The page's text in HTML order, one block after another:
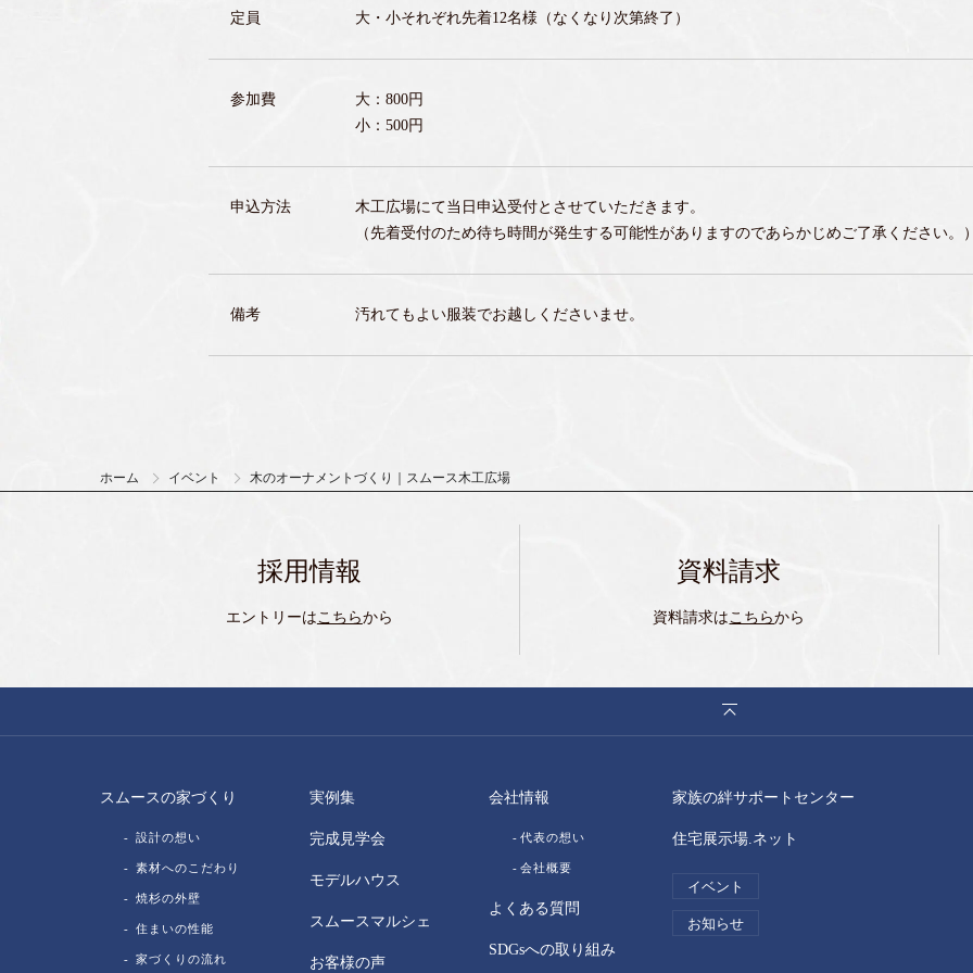
定員 大・小それぞれ先着12名様（なくなり次第終了）
参加費
大：800円
小：500円
申込方法
木工広場にて当日申込受付とさせていただきます。
（先着受付のため待ち時間が発生する可能性がありますのであらかじめご了承ください。
備考 汚れてもよい服装でお越しくださいませ。
ホーム イベント 木のオーナメントづくり｜スムース木工広場
採用情報
エントリーはこちらから
資料請求
資料請求はこちらから
スムースの家づくり
設計の想い
素材へのこだわり
焼杉の外壁
住まいの性能
家づくりの流れ
実例集
完成見学会
モデルハウス
スムースマルシェ
お客様の声
会社情報
代表の想い
会社概要
よくある質問
SDGsへの取り組み
家族の絆サポートセンター
住宅展示場.ネット
イベント
お知らせ